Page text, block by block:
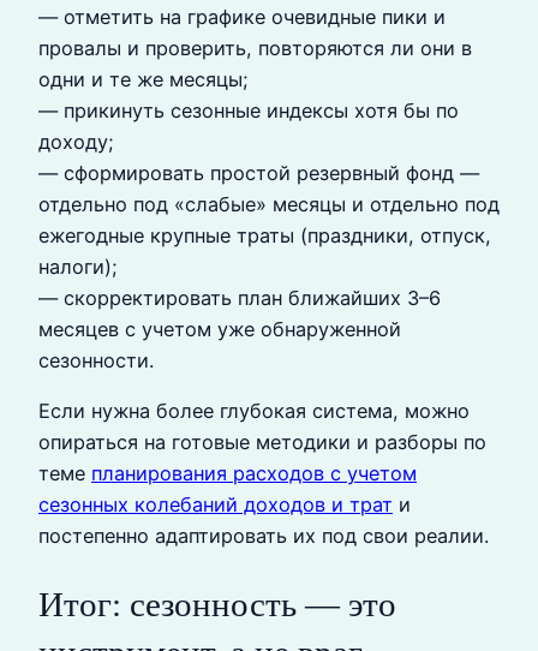
— отметить на графике очевидные пики и
провалы и проверить, повторяются ли они в
одни и те же месяцы;
— прикинуть сезонные индексы хотя бы по
доходу;
— сформировать простой резервный фонд —
отдельно под «слабые» месяцы и отдельно под
ежегодные крупные траты (праздники, отпуск,
налоги);
— скорректировать план ближайших 3–6
месяцев с учетом уже обнаруженной
сезонности.
Если нужна более глубокая система, можно
опираться на готовые методики и разборы по
теме планирования расходов с учетом
сезонных колебаний доходов и трат и
постепенно адаптировать их под свои реалии.
Итог: сезонность — это